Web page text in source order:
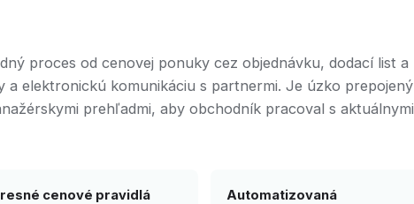
proces od cenovej ponuky cez objednávku, dodací list a
a elektronickú komunikáciu s partnermi. Je úzko prepojený
prehľadmi, aby obchodník pracoval s aktuálnymi
cenové pravidlá
Automatizovaná